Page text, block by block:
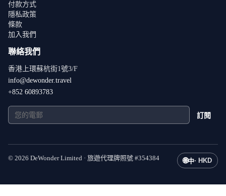
付款方式
隱私政策
條款
加入我們
聯絡我們
香港上環蘇杭街1號3/F
info@dewonder.travel
+852 60893783
訂閱
© 2026 DeWonder Limited · 旅遊代理牌照號 #354384 🌐中· HKD